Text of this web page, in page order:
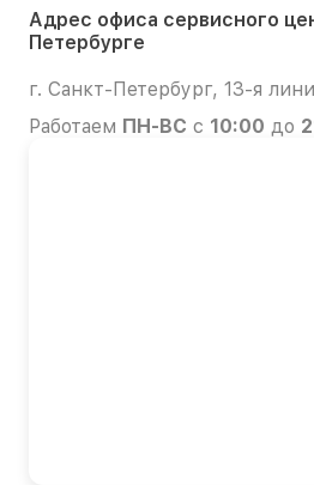
Адрес офиса сервисного
Петербурге
г. Санкт-Петербург, 13-я
Работаем ПН-ВС с 10:00 до